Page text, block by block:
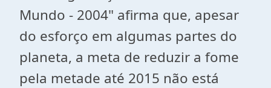
Mundo - 2004" afirma que, apesar
do esforço em algumas partes do
planeta, a meta de reduzir a fome
pela metade até 2015 não está